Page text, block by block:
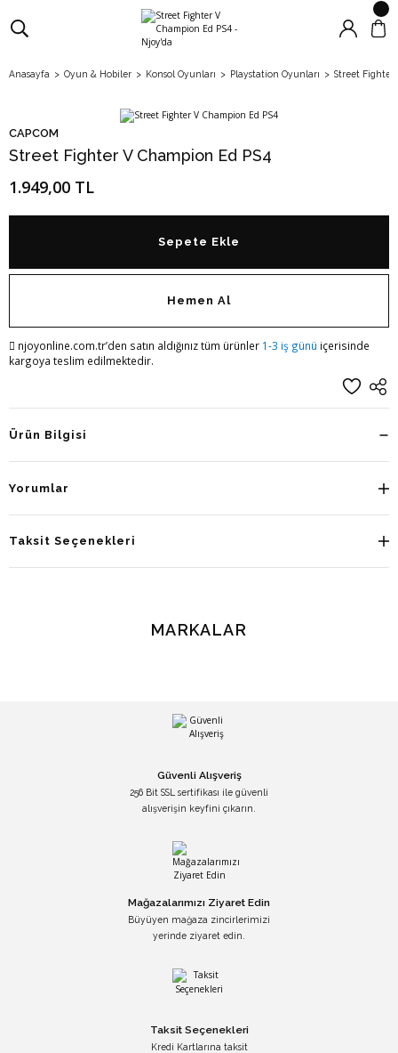
Anasayfa Oyun & Hobiler Konsol Oyunları Playstation Oyunları Street Fighter
CAPCOM
Street Fighter V Champion Ed PS4
1.949,00 TL
Sepete Ekle
Hemen Al
njoyonline.com.tr’den satın aldığınız tüm ürünler 1-3 iş günü içerisinde
kargoya teslim edilmektedir.
Ürün Bilgisi
Yorumlar
Taksit Seçenekleri
MARKALAR
Güvenli Alışveriş
256 Bit SSL sertifikası ile güvenli
alışverişin keyfini çıkarın.
Mağazalarımızı Ziyaret Edin
Büyüyen mağaza zincirlerimizi
yerinde ziyaret edin.
Taksit Seçenekleri
Kredi Kartlarına taksit